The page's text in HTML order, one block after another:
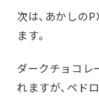
次は、あかしの
ます。
ダークチョコレ
れますが、ペド